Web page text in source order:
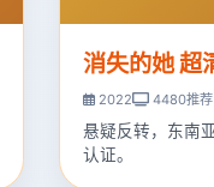
消失的她 超
2022 4480推荐
悬疑反转，东南
认证。